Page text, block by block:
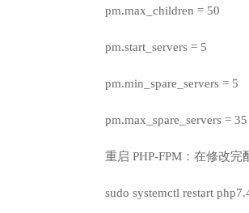
pm.max_children = 50
pm.start_servers = 5
pm.min_spare_servers = 5
pm.max_spare_servers = 35
重启 PHP-FPM：在修改完
sudo systemctl restart